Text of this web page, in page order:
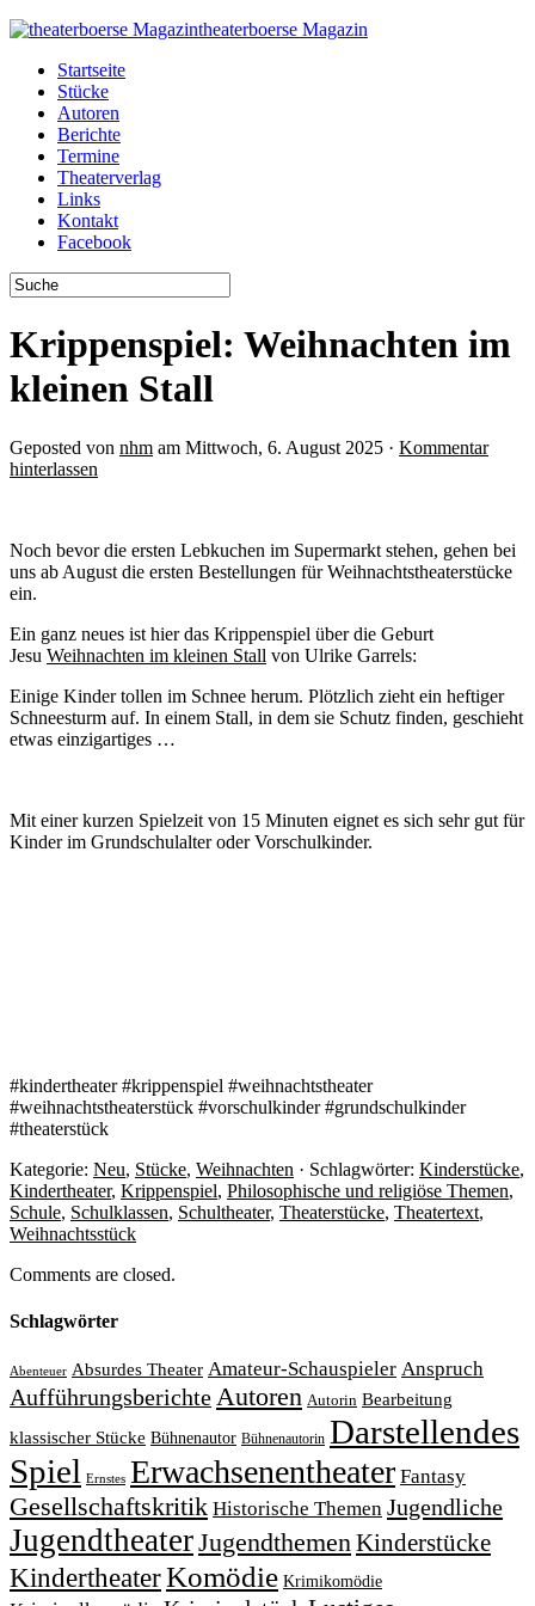
theaterboerse Magazin
Startseite
Stücke
Autoren
Berichte
Termine
Theaterverlag
Links
Kontakt
Facebook
Krippenspiel: Weihnachten im
kleinen Stall
Geposted von nhm am Mittwoch, 6. August 2025 · Kommentar
hinterlassen
Noch bevor die ersten Lebkuchen im Supermarkt stehen, gehen bei
uns ab August die ersten Bestellungen für Weihnachtstheaterstücke
ein.
Ein ganz neues ist hier das Krippenspiel über die Geburt
Jesu Weihnachten im kleinen Stall von Ulrike Garrels:
Einige Kinder tollen im Schnee herum. Plötzlich zieht ein heftiger
Schneesturm auf. In einem Stall, in dem sie Schutz finden, geschieht
etwas einzigartiges …
Mit einer kurzen Spielzeit von 15 Minuten eignet es sich sehr gut für
Kinder im Grundschulalter oder Vorschulkinder.
#kindertheater #krippenspiel #weihnachtstheater
#weihnachtstheaterstück #vorschulkinder #grundschulkinder
#theaterstück
Kategorie: Neu, Stücke, Weihnachten · Schlagwörter: Kinderstücke,
Kindertheater, Krippenspiel, Philosophische und religiöse Themen,
Schule, Schulklassen, Schultheater, Theaterstücke, Theatertext,
Weihnachtsstück
Comments are closed.
Schlagwörter
Abenteuer Absurdes Theater Amateur-Schauspieler Anspruch
AufführungsberichteAutoren Autorin Bearbeitung
klassischer Stücke Bühnenautor Bühnenautorin Darstellendes
Spiel Ernstes Erwachsenentheater Fantasy
Gesellschaftskritik Historische Themen Jugendliche
JugendtheaterJugendthemenKinderstücke
KindertheaterKomödie Krimikomödie